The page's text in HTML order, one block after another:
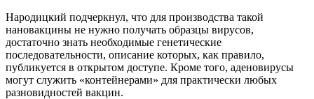
Народицкий подчеркнул, что для производства такой
нановакцины не нужно получать образцы вирусов,
достаточно знать необходимые генетические
последовательности, описание которых, как правило,
публикуется в открытом доступе. Кроме того, аденовирусы
могут служить «контейнерами» для практически любых
разновидностей вакцин.